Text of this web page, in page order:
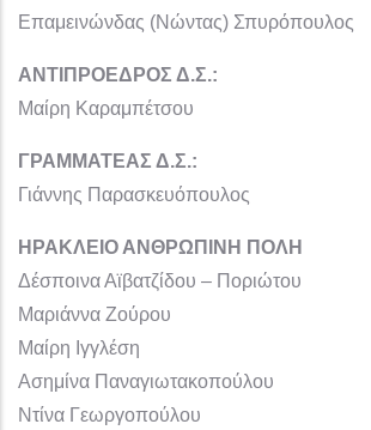
Επαμεινώνδας (Νώντας) Σπυρόπουλος
ΑΝΤΙΠΡΟΕΔΡΟΣ Δ.Σ.:
Μαίρη Καραμπέτσου
ΓΡΑΜΜΑΤΕΑΣ Δ.Σ.:
Γιάννης Παρασκευόπουλος
ΗΡΑΚΛΕΙΟ ΑΝΘΡΩΠΙΝΗ ΠΟΛΗ
Δέσποινα Αϊβατζίδου – Ποριώτου
Μαριάννα Ζούρου
Μαίρη Ιγγλέση
Ασημίνα Παναγιωτακοπούλου
Ντίνα Γεωργοπούλου